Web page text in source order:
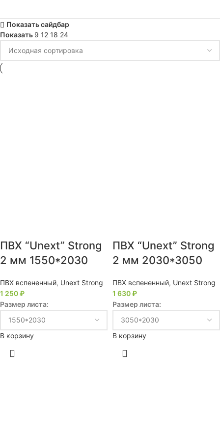
Показать сайдбар
Показать 9 12 18 24
ПВХ “Unext” Strong
2 мм 1550*2030
ПВХ вспененный, Unext Strong
1 250₽
Размер листа:
В корзину
ПВХ “Unext” Strong
2 мм 2030*3050
ПВХ вспененный, Unext Strong
1 630₽
Размер листа:
В корзину